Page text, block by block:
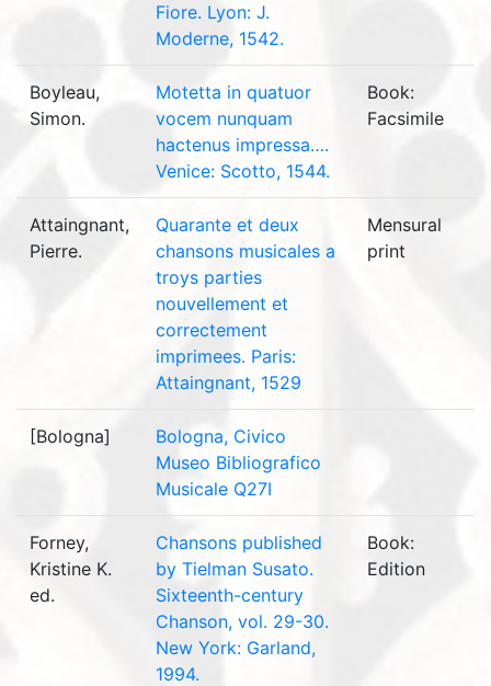
Fiore. Lyon: J.
Moderne, 1542.
Boyleau,
Simon.
Motetta in quatuor
vocem nunquam
hactenus impressa….
Venice: Scotto, 1544.
Book:
Facsimile
Attaingnant,
Pierre.
Quarante et deux
chansons musicales a
troys parties
nouvellement et
correctement
imprimees. Paris:
Attaingnant, 1529
Mensural
print
[Bologna]
Bologna, Civico
Museo Bibliografico
Musicale Q27I
Forney,
Kristine K.
ed.
Chansons published
by Tielman Susato.
Sixteenth-century
Chanson, vol. 29-30.
New York: Garland,
1994.
Book:
Edition